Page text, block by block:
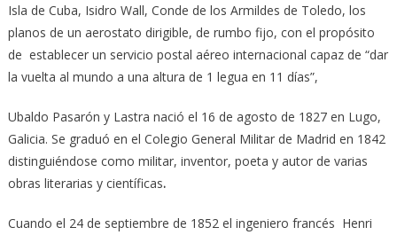
Isla de Cuba, Isidro Wall, Conde de los Armildes de Toledo, los
planos de un aerostato dirigible, de rumbo fijo, con el propósito
de establecer un servicio postal aéreo internacional capaz de “dar
la vuelta al mundo a una altura de 1 legua en 11 días”,
Ubaldo Pasarón y Lastra nació el 16 de agosto de 1827 en Lugo,
Galicia. Se graduó en el Colegio General Militar de Madrid en 1842
distinguiéndose como militar, inventor, poeta y autor de varias
obras literarias y científicas.
Cuando el 24 de septiembre de 1852 el ingeniero francés Henri